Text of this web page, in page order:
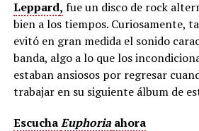
Leppard, fue un disco de rock
bien a los tiempos. Curiosamente,
evitó en gran medida el sonido
banda, algo a lo que los
estaban ansiosos por regresar
trabajar en su siguiente álbum de
EscuchaEuphoriaahora